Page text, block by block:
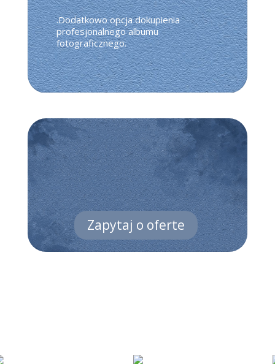
.Dodatkowo opcja dokupienia
profesjonalnego albumu
fotograficznego.
Zapytaj o oferte